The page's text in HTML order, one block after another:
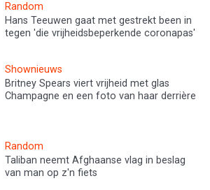
Random
Hans Teeuwen gaat met gestrekt been in
tegen 'die vrijheidsbeperkende coronapas'
Shownieuws
Britney Spears viert vrijheid met glas
Champagne en een foto van haar derrière
Random
Taliban neemt Afghaanse vlag in beslag
van man op z'n fiets